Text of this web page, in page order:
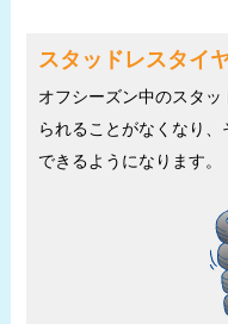
スタッドレスタイ
オフシーズン中のスタ
られることがなくなり
できるようになります。